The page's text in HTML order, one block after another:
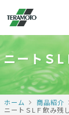
ニートＳL
ホーム 商品紹介
ニートＳLＦ飲み残